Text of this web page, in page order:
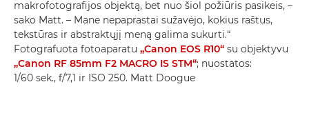
makrofotografijos objektą, bet nuo šiol požiūris pasikeis, –
sako Matt. – Mane nepaprastai sužavėjo, kokius raštus,
tekstūras ir abstraktųjį meną galima sukurti.“
Fotografuota fotoaparatu „Canon EOS R10“ su objektyvu
„Canon RF 85mm F2 MACRO IS STM“; nuostatos:
1/60 sek., f/7,1 ir ISO 250. Matt Doogue